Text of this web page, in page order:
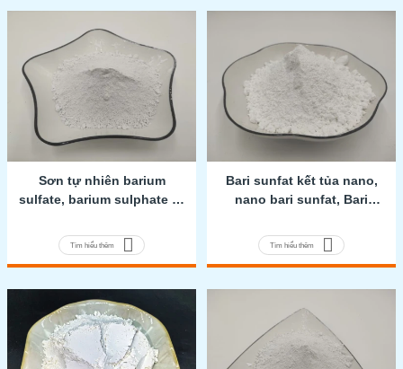
Sơn tự nhiên barium
sulfate, barium sulphate tự
Tìm hiểu thêm
Bari sunfat kết tủa nano,
nano bari sunfat, Bari
cao
Tìm hiểu thêm